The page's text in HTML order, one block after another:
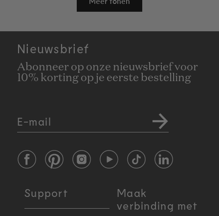
Meer tonen
Nieuwsbrief
Abonneer op onze nieuwsbrief voor
10% korting op je eerste bestelling
E-mail
FacebookPinterestInstagramYouTubeTikTokLinkedIn
Support
Maak
verbinding met